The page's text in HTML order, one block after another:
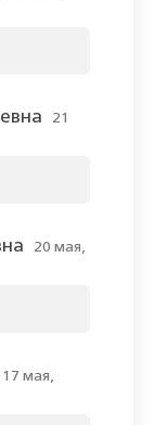
21
20 мая,
17 мая,